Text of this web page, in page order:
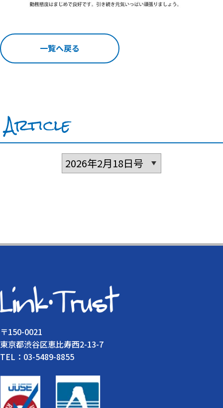
一覧へ戻る
Article
〒150-0021
東京都渋谷区恵比寿西2-13-7
TEL：03-5489-8855